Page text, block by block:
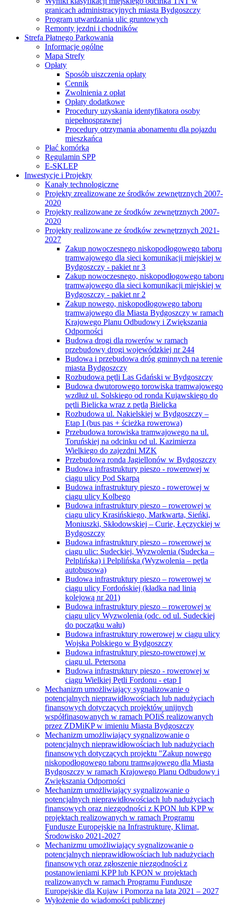
granicach administracyjnych miasta Bydgoszczy
Program utwardzania ulic gruntowych
Remonty jezdni i chodników
Strefa Płatnego Parkowania
Informacje ogólne
Mapa Strefy
Opłaty
Sposób uiszczenia opłaty
Cennik
Zwolnienia z opłat
Opłaty dodatkowe
Procedury uzyskania identyfikatora osoby
niepełnosprawnej
Procedury otrzymania abonamentu dla pojazdu
mieszkańca
Płać komórką
Regulamin SPP
E-SKLEP
Inwestycje i Projekty
Kanały technologiczne
Projekty zrealizowane ze środków zewnętrznych 2007-
2020
Projekty realizowane ze środków zewnętrznych 2007-
2020
Projekty realizowane ze środków zewnętrznych 2021-
2027
Zakup nowoczesnego niskopodłogowego taboru
tramwajowego dla sieci komunikacji miejskiej w
Bydgoszczy - pakiet nr 3
Zakup nowoczesnego, niskopodłogowego taboru
tramwajowego dla sieci komunikacji miejskiej w
Bydgoszczy - pakiet nr 2
Zakup nowego, niskopodłogowego taboru
tramwajowego dla Miasta Bydgoszczy w ramach
Krajowego Planu Odbudowy i Zwiększania
Odporności
Budowa drogi dla rowerów w ramach
przebudowy drogi wojewódzkiej nr 244
Budowa i przebudowa dróg gminnych na terenie
miasta Bydgoszczy
Rozbudowa pętli Las Gdański w Bydgoszczy
Budowa dwutorowego torowiska tramwajowego
wzdłuż ul. Solskiego od ronda Kujawskiego do
pętli Bielicka wraz z pętlą Bielicka
Rozbudowa ul. Nakielskiej w Bydgoszczy –
Etap I (bus pas + ścieżka rowerowa)
Przebudowa torowiska tramwajowego na ul.
Toruńskiej na odcinku od ul. Kazimierza
Wielkiego do zajezdni MZK
Przebudowa ronda Jagiellonów w Bydgoszczy
Budowa infrastruktury pieszo - rowerowej w
ciągu ulicy Pod Skarpą
Budowa infrastruktury pieszo - rowerowej w
ciągu ulicy Kolbego
Budowa infrastruktury pieszo – rowerowej w
ciągu ulicy Krasińskiego, Markwarta, Sieńki,
Moniuszki, Skłodowskiej – Curie, Łęczyckiej w
Bydgoszczy
Budowa infrastruktury pieszo – rowerowej w
ciągu ulic: Sudeckiej, Wyzwolenia (Sudecka –
Pelplińska) i Pelplińska (Wyzwolenia – pętla
autobusowa)
Budowa infrastruktury pieszo – rowerowej w
ciągu ulicy Fordońskiej (kładka nad linią
kolejową nr 201)
Budowa infrastruktury pieszo – rowerowej w
ciągu ulicy Wyzwolenia (odc. od ul. Sudeckiej
do początku wału)
Budowa infrastruktury rowerowej w ciągu ulicy
Wojska Polskiego w Bydgoszczy
Budowa infrastruktury pieszo-rowerowej w
ciągu ul. Petersona
Budowa infrastruktury pieszo - rowerowej w
ciągu Wielkiej Pętli Fordonu - etap I
Mechanizm umożliwiający sygnalizowanie o
potencjalnych nieprawidłowościach lub nadużyciach
finansowych dotyczących projektów unijnych
współfinasowanych w ramach POIiŚ realizowanych
przez ZDMiKP w imieniu Miasta Bydgoszczy
Mechanizm umożliwiający sygnalizowanie o
potencjalnych nieprawidłowościach lub nadużyciach
finansowych dotyczących projektu "Zakup nowego
niskopodłogowego taboru tramwajowego dla Miasta
Bydgoszczy w ramach Krajowego Planu Odbudowy i
Zwiększania Odporności
Mechanizm umożliwiający sygnalizowanie o
potencjalnych nieprawidłowościach lub nadużyciach
finansowych oraz niezgodności z KPON lub KPP w
projektach realizowanych w ramach Programu
Fundusze Europejskie na Infrastrukturę, Klimat,
Środowisko 2021-2027
Mechanizmu umożliwiający sygnalizowanie o
potencjalnych nieprawidłowościach lub nadużyciach
finansowych oraz zgłoszenie niezgodności z
postanowieniami KPP lub KPON w projektach
realizowanych w ramach Programu Fundusze
Europejskie dla Kujaw i Pomorza na lata 2021 – 2027
Wyłożenie do wiadomości publicznej